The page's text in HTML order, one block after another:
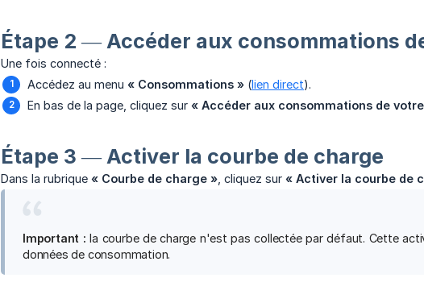
Étape 2 — Accéder aux consommations
Une fois connecté :
Accédez au menu « Consommations » (lien direct).
En bas de la page, cliquez sur « Accéder aux consommations de
Étape 3 — Activer la courbe de charge
Dans la rubrique « Courbe de charge » , cliquez sur « Activer la courbe de
Important : la courbe de charge n'est pas collectée par défaut. Cette
données de consommation.